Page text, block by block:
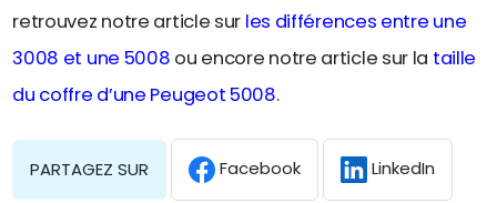
retrouvez notre article sur les différences entre une
3008 et une 5008 ou encore notre article sur la taille
du coffre d’une Peugeot 5008.
PARTAGEZ SUR Facebook LinkedIn